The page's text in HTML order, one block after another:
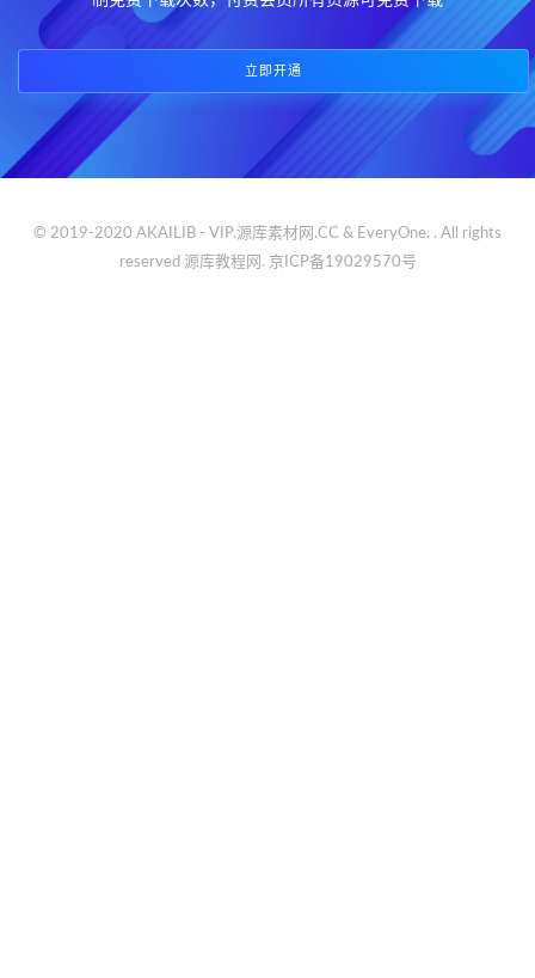
立即开通
© 2019-2020 AKAILIB - VIP.源库素材网.CC & EveryOne. . All rights
reserved 源库教程网. 京ICP备19029570号